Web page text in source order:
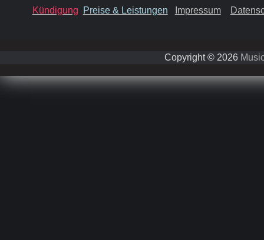
Kündigung Preise & Leistungen Impressum
Copyright © 2026